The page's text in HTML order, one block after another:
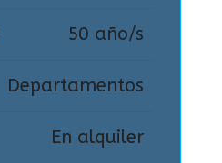
50 año/s
Departamentos
En alquiler